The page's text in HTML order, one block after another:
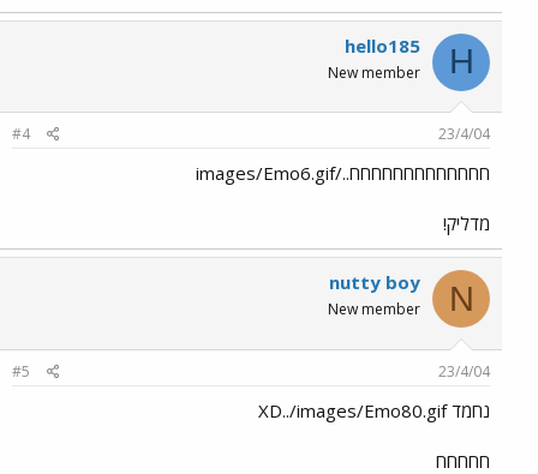
H
hello185
New member
23/4/04
#4
חחחחחחחחחחחחח../images/Emo6.gif
מדליק!
N
nutty boy
New member
23/4/04
#5
נחמד XD../images/Emo80.gif
חחחחח